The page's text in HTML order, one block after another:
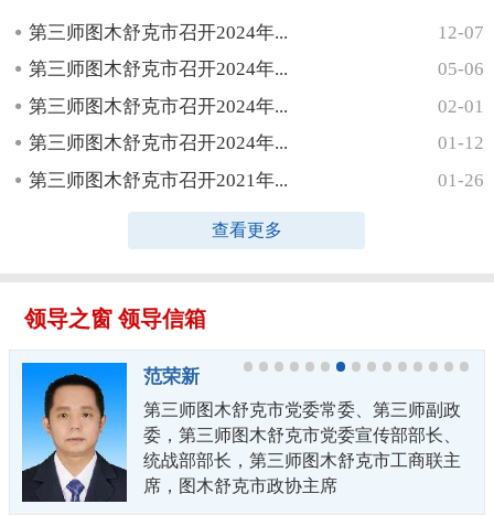
第三师图木舒克市召开2024年...
12-07
第三师图木舒克市召开2024年...
05-06
第三师图木舒克市召开2024年...
02-01
第三师图木舒克市召开2024年...
01-12
第三师图木舒克市召开2021年...
01-26
查看更多
领导之窗 领导信箱
范荣新
第三师图木舒克市党委常委、第三师副政
委，第三师图木舒克市党委宣传部部长、
统战部部长，第三师图木舒克市工商联主
席，图木舒克市政协主席